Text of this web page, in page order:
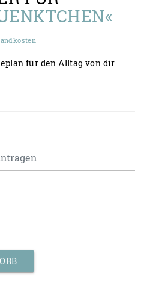
für den Alltag von dir